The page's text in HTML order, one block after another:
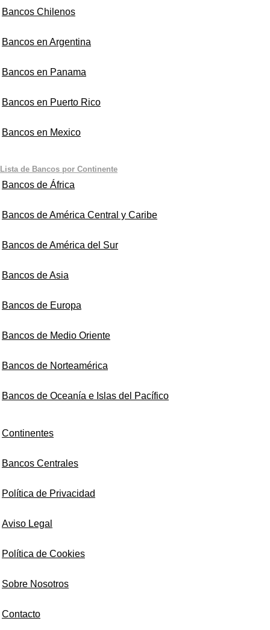
Bancos Chilenos
Bancos en Argentina
Bancos en Panama
Bancos en Puerto Rico
Bancos en Mexico
Lista de Bancos por Continente
Bancos de África
Bancos de América Central y Caribe
Bancos de América del Sur
Bancos de Asia
Bancos de Europa
Bancos de Medio Oriente
Bancos de Norteamérica
Bancos de Oceanía e Islas del Pacífico
Continentes
Bancos Centrales
Política de Privacidad
Aviso Legal
Política de Cookies
Sobre Nosotros
Contacto